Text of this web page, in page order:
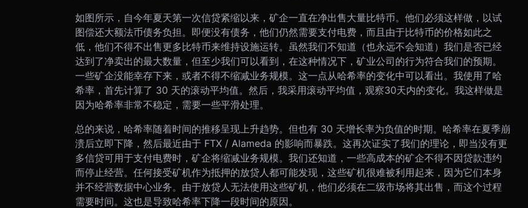
如图所示，自今年夏天第一次信贷紧缩以来，矿企一直在净出售大量比特币。他们必须这样做，以试
图偿还大额法币债务负担。即便没有债务，他们仍然需要支付电费，而且由于比特币的价格如此之
低，他们不得不出售更多比特币来维持设施运转。 虽然我们不知道（也永远不会知道）我们是否已经
达到了净卖出的最大数量，但至少我们可以看到，在这种情况下，矿业公司的行为符合我们的预期。
一些矿企没能幸存下来，或者不得不缩减业务规模。这一点从哈希率的变化中可以看出。我使用了哈
希率，首先计算了 30 天的滚动平均值。然后，我采用滚动平均值，观察30天内的变化。我这样做是
因为哈希率非常不稳定，需要一些平滑处理。
总的来说，哈希率随着时间的推移呈现上升趋势。但也有 30 天增长率为负值的时期。哈希率在夏季崩
溃后立即下降，然后最近由于 FTX / Alameda 的影响而暴跌。这再次证实了我们的理论，即当没有更
多信贷可用于支付电费时，矿企将缩减业务规模。 我们还知道，一些高成本的矿企不得不因贷款违约
而停止经营。任何接受矿机作为抵押的放贷人都可能发现，这些矿机很难被利用起来，因为它们本身
并不经营数据中心业务。由于放贷人无法使用这些矿机，他们必须在二级市场将其出售，而这个过程
需要时间。这也是导致哈希率下降一段时间的原因。